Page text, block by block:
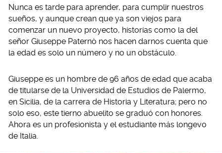
Nunca es tarde para aprender, para cumplir nuestros
sueños, y aunque crean que ya son viejos para
comenzar un nuevo proyecto, historias como la del
señor Giuseppe Paternò nos hacen darnos cuenta que
la edad es solo un número y no un obstáculo.
Giuseppe es un hombre de 96 años de edad que acaba
de titularse de la Universidad de Estudios de Palermo,
en Sicilia, de la carrera de Historia y Literatura; pero no
solo eso, este tierno abuelito se graduó con honores.
Ahora es un profesionista y el estudiante más longevo
de Italia.